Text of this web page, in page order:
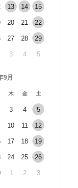
13 14 15
20 21 22
27 28 29
3 4 5
9月
木 金 土
3 4 5
10 11 12
17 18 19
24 25 26
1 2 3